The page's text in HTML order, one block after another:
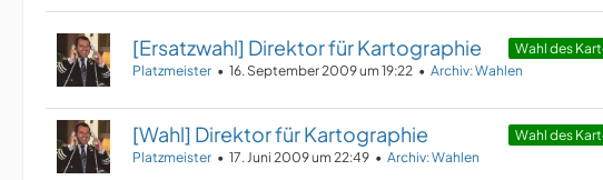
Wahl des
[Ersatzwahl] Direktor für Kartographie
Platzmeister 16. September 2009 um 19:22 Archiv: Wahlen
Wahl des
[Wahl] Direktor für Kartographie
Platzmeister 17. Juni 2009 um 22:49 Archiv: Wahlen